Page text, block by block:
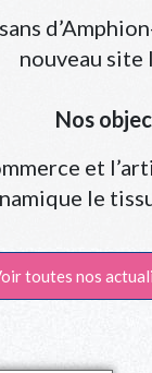
nouveau site
Nos
et
le
toutes nos